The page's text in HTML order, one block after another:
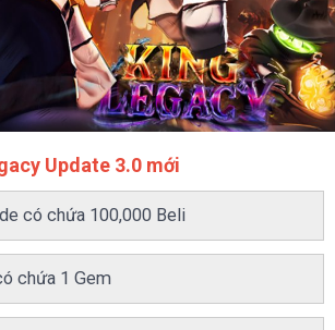
Update 3.0 mới
có chứa 100,000 Beli
chứa 1 Gem